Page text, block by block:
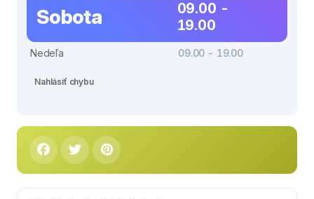
Sobota
09.00 -
19.00
Nedeľa 09.00 - 19.00
Nahlásiť chybu